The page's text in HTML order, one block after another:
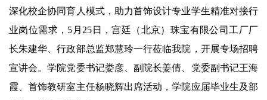
深化校企协同育人模式，助力首饰设计专业学生精准对接行
业岗位需求，5月25日，宫廷（北京）珠宝有限公司工厂厂
长朱建华、行政部总监郑慧玲一行莅临我院，开展专场招聘
宣讲会。学院党委书记娄彦、副院长姜倩、党委副书记王海
霞、首饰教研室主任杨晓辉出席活动，学院应届毕业生及部